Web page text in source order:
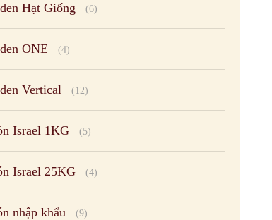
Hạt Giống (6)
ONE (4)
Vertical (12)
Israel 1KG (5)
Israel 25KG (4)
nhập khẩu (9)